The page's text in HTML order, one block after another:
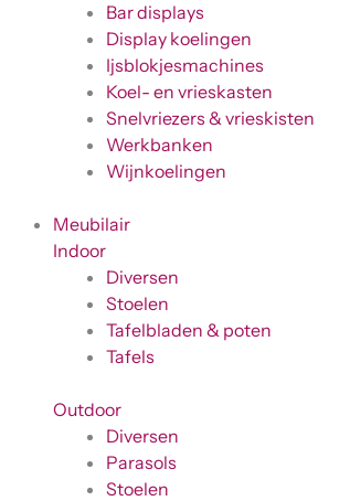
Bar displays
Display koelingen
Ijsblokjesmachines
Koel- en vrieskasten
Snelvriezers & vrieskisten
Werkbanken
Wijnkoelingen
Meubilair
Indoor
Diversen
Stoelen
Tafelbladen & poten
Tafels
Outdoor
Diversen
Parasols
Stoelen